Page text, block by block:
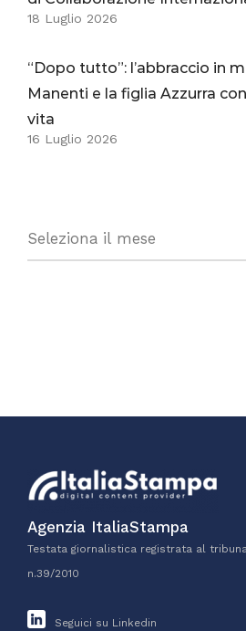
18 Luglio 2026
“Dopo tutto”: l’abbraccio in
Manenti e la figlia Azzurra
vita
16 Luglio 2026
Agenzia ItaliaStampa
Testata giornalistica registrata al
n.39/2010
Seguici su Linkedin